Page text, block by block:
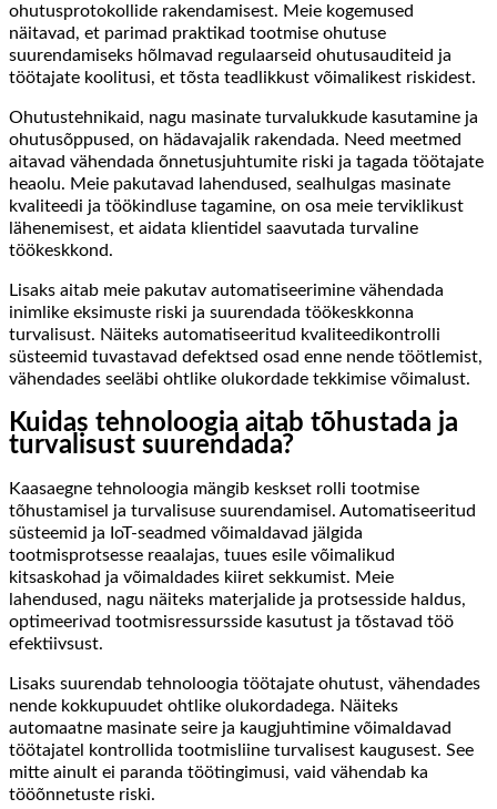
ohutusprotokollide rakendamisest. Meie kogemused
näitavad, et parimad praktikad tootmise ohutuse
suurendamiseks hõlmavad regulaarseid ohutusauditeid ja
töötajate koolitusi, et tõsta teadlikkust võimalikest riskidest.
Ohutustehnikaid, nagu masinate turvalukkude kasutamine ja
ohutusõppused, on hädavajalik rakendada. Need meetmed
aitavad vähendada õnnetusjuhtumite riski ja tagada töötajate
heaolu. Meie pakutavad lahendused, sealhulgas masinate
kvaliteedi ja töökindluse tagamine, on osa meie terviklikust
lähenemisest, et aidata klientidel saavutada turvaline
töökeskkond.
Lisaks aitab meie pakutav automatiseerimine vähendada
inimlike eksimuste riski ja suurendada töökeskkonna
turvalisust. Näiteks automatiseeritud kvaliteedikontrolli
süsteemid tuvastavad defektsed osad enne nende töötlemist,
vähendades seeläbi ohtlike olukordade tekkimise võimalust.
Kuidas tehnoloogia aitab tõhustada ja
turvalisust suurendada?
Kaasaegne tehnoloogia mängib keskset rolli tootmise
tõhustamisel ja turvalisuse suurendamisel. Automatiseeritud
süsteemid ja IoT-seadmed võimaldavad jälgida
tootmisprotsesse reaalajas, tuues esile võimalikud
kitsaskohad ja võimaldades kiiret sekkumist. Meie
lahendused, nagu näiteks materjalide ja protsesside haldus,
optimeerivad tootmisressursside kasutust ja tõstavad töö
efektiivsust.
Lisaks suurendab tehnoloogia töötajate ohutust, vähendades
nende kokkupuudet ohtlike olukordadega. Näiteks
automaatne masinate seire ja kaugjuhtimine võimaldavad
töötajatel kontrollida tootmisliine turvalisest kaugusest. See
mitte ainult ei paranda töötingimusi, vaid vähendab ka
tööõnnetuste riski.